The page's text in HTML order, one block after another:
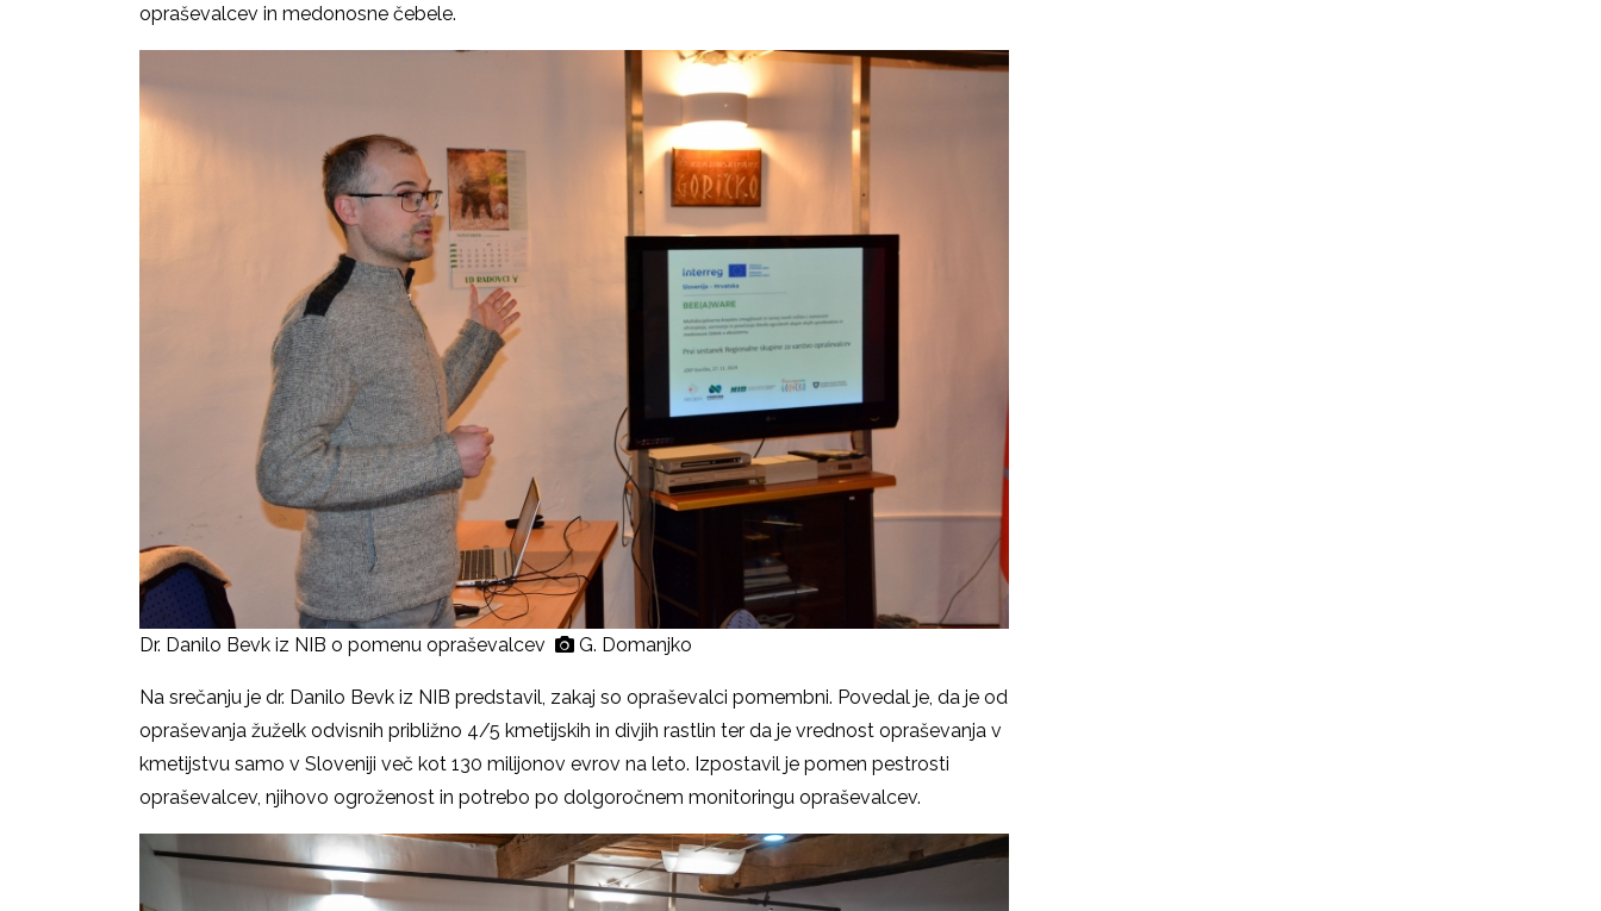
opraševalcev in medonosne čebele.
Dr. Danilo Bevk iz NIB o pomenu opraševalcev G. Domanjko
Na srečanju je dr. Danilo Bevk iz NIB predstavil, zakaj so opraševalci pomembni. Povedal je, da je od
opraševanja žuželk odvisnih približno 4/5 kmetijskih in divjih rastlin ter da je vrednost opraševanja v
kmetijstvu samo v Sloveniji več kot 130 milijonov evrov na leto. Izpostavil je pomen pestrosti
opraševalcev, njihovo ogroženost in potrebo po dolgoročnem monitoringu opraševalcev.